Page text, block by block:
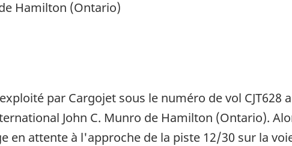
Hamilton (Ontario)
par Cargojet sous le numéro de vol
John C. Munro de Hamilton (Ontario).
en attente à l'approche de la piste 12/30 sur la